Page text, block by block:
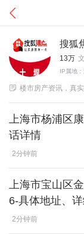
搜狐
13万
IP属地
 楼市房产资讯，真
上海市杨浦区
话详情
2分钟前
上海市宝山区
6-具体地址、
2分钟前